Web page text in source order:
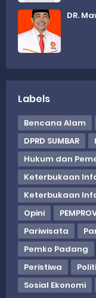
DR.
Labels
Bencana Alam
DPRD SUMBAR
Hukum dan
Keterbukaan
Keterbukaan
Opini
Pariwisata
Pemko Padang
Peristiwa
Sosial Ekonomi